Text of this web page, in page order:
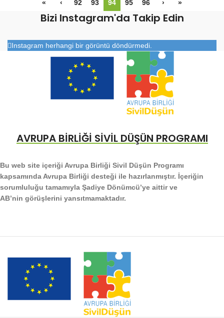
« ‹ 92 93 94 95 96 › »
Bizi Instagram'da Takip Edin
Instagram herhangi bir görüntü döndürmedi.
AVRUPA BİRLİĞİ SİVİL DÜŞÜN PROGRAMI
Bu web site içeriği Avrupa Birliği Sivil Düşün Programı
kapsamında Avrupa Birliği desteği ile hazırlanmıştır. İçeriğin
sorumluluğu tamamıyla Şadiye Dönümcü’ye aittir ve
AB’nin görüşlerini yansıtmamaktadır.